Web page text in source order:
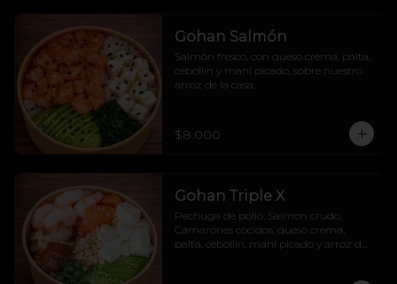
Gohan Salmón
Salmón fresco, con queso crema, palta,
cebollín y maní picado, sobre nuestro
arroz de la casa.
$8.000
Gohan Triple X
Pechuga de pollo, Salmon crudo,
Camarones cocidos, queso crema,
palta, cebollín, maní picado y arroz de